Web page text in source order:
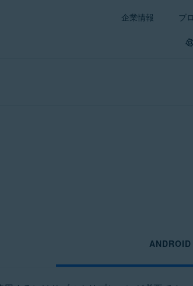
企業情報 ブ
ANDROID